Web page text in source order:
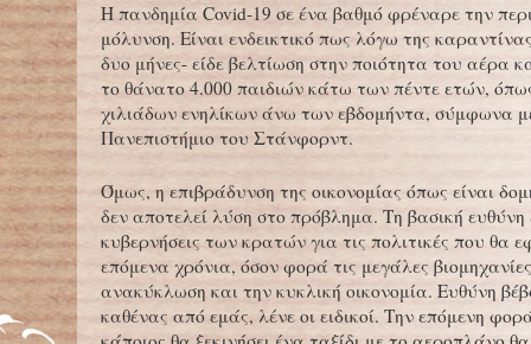
Η πανδημία Covid-19 σε ένα βαθμό φρέναρε την
μόλυνση. Είναι ενδεικτικό πως λόγω της
δυο μήνες- είδε βελτίωση στην ποιότητα του αέρα
το θάνατο 4.000 παιδιών κάτω των πέντε ετών,
χιλιάδων ενηλίκων άνω των εβδομήντα, σύμφωνα
Πανεπιστήμιο του Στάνφορντ.
Όμως, η επιβράδυνση της οικονομίας όπως είναι
δεν αποτελεί λύση στο πρόβλημα. Τη βασική ευθύνη
κυβερνήσεις των κρατών για τις πολιτικές που θα
επόμενα χρόνια, όσον φορά τις μεγάλες
ανακύκλωση και την κυκλική οικονομία. Ευθύνη
καθένας από εμάς, λένε οι ειδικοί. Την επόμενη